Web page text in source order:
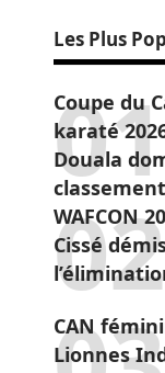
Les Plus
Coupe du
karaté
Douala
WAFCON
Cissé
CAN
Lionnes